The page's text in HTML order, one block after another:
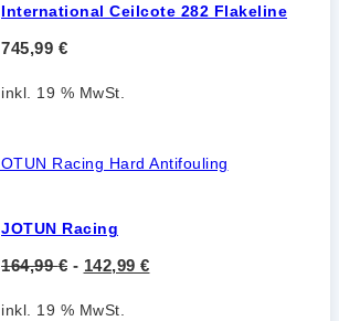
International Ceilcote 282 Flakeline
745,99 €
inkl. 19 % MwSt.
JOTUN Racing
164,99€ - 142,99 €
inkl. 19 % MwSt.